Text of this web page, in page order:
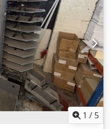
1 / 5